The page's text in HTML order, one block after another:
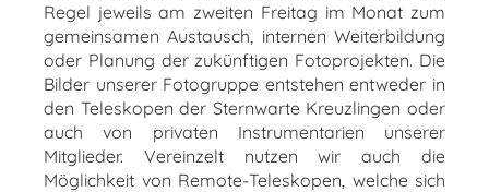
Regel jeweils am zweiten Freitag im Monat zum
gemeinsamen Austausch, internen Weiterbildung
oder Planung der zukünftigen Fotoprojekten. Die
Bilder unserer Fotogruppe entstehen entweder in
den Teleskopen der Sternwarte Kreuzlingen oder
auch von privaten Instrumentarien unserer
Mitglieder. Vereinzelt nutzen wir auch die
Möglichkeit von Remote-Teleskopen, welche sich